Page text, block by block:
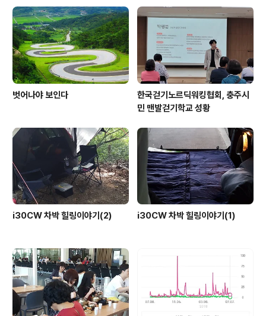
벗어나야 보인다
한국걷기노르딕워킹협회, 충주시
민 맨발걷기학교 성황
i30CW 차박 힐링이야기(2) i30CW 차박 힐링이야기(1)